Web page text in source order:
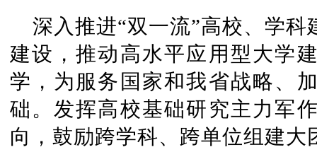
深入推进“双一流”高校、学
建设，推动高水平应用型大学
学，为服务国家和我省战略、
础。发挥高校基础研究主力军
向，鼓励跨学科、跨单位组建